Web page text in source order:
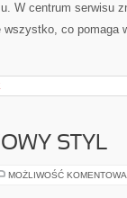
W centrum serwisu
co pomaga
STYL
MOŻLIWOŚĆ